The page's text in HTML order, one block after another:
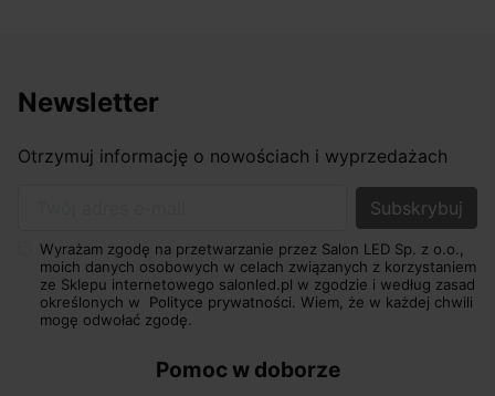
Newsletter
Otrzymuj informację o nowościach i wyprzedażach
Wyrażam zgodę na przetwarzanie przez Salon LED Sp. z o.o.,
moich danych osobowych w celach związanych z korzystaniem
ze Sklepu internetowego salonled.pl w zgodzie i według zasad
określonych w Polityce prywatności. Wiem, że w każdej chwili
mogę odwołać zgodę.
Pomoc w doborze